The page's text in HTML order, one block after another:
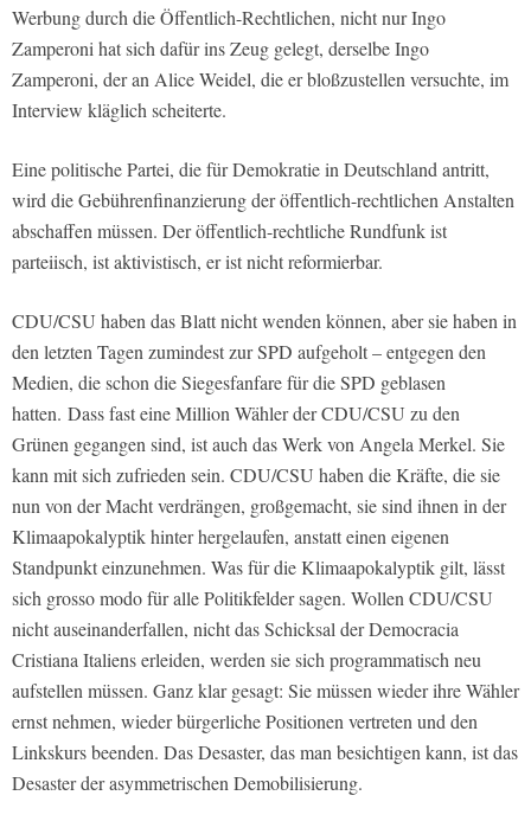
Werbung durch die Öffentlich-Rechtlichen, nicht nur Ingo
Zamperoni hat sich dafür ins Zeug gelegt, derselbe Ingo
Zamperoni, der an Alice Weidel, die er bloßzustellen versuchte, im
Interview kläglich scheiterte.
Eine politische Partei, die für Demokratie in Deutschland antritt,
wird die Gebührenfinanzierung der öffentlich-rechtlichen Anstalten
abschaffen müssen. Der öffentlich-rechtliche Rundfunk ist
parteiisch, ist aktivistisch, er ist nicht reformierbar.
CDU/CSU haben das Blatt nicht wenden können, aber sie haben in
den letzten Tagen zumindest zur SPD aufgeholt – entgegen den
Medien, die schon die Siegesfanfare für die SPD geblasen
hatten. Dass fast eine Million Wähler der CDU/CSU zu den
Grünen gegangen sind, ist auch das Werk von Angela Merkel. Sie
kann mit sich zufrieden sein. CDU/CSU haben die Kräfte, die sie
nun von der Macht verdrängen, großgemacht, sie sind ihnen in der
Klimaapokalyptik hinter hergelaufen, anstatt einen eigenen
Standpunkt einzunehmen. Was für die Klimaapokalyptik gilt, lässt
sich grosso modo für alle Politikfelder sagen. Wollen CDU/CSU
nicht auseinanderfallen, nicht das Schicksal der Democracia
Cristiana Italiens erleiden, werden sie sich programmatisch neu
aufstellen müssen. Ganz klar gesagt: Sie müssen wieder ihre Wähler
ernst nehmen, wieder bürgerliche Positionen vertreten und den
Linkskurs beenden. Das Desaster, das man besichtigen kann, ist das
Desaster der asymmetrischen Demobilisierung.